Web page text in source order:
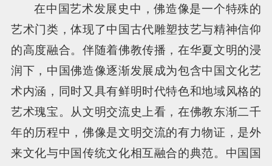
在中国艺术发展史中，佛造像是一个特殊的
艺术门类，体现了中国古代雕塑技艺与精神信仰
的高度融合。伴随着佛教传播，在华夏文明的浸
润下，中国佛造像逐渐发展成为包含中国文化艺
术内涵，同时又具有鲜明时代特色和地域风格的
艺术瑰宝。从文明交流史上看，在佛教东渐二千
年的历程中，佛像是文明交流的有力物证，是外
来文化与中国传统文化相互融合的典范。中国国